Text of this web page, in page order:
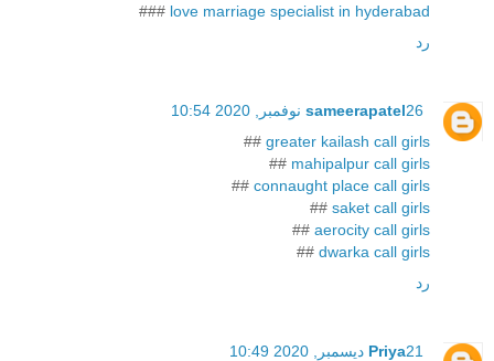
love marriage specialist in hyderabad
###
رد
sameerapatel26 نوفمبر, 2020 10:54
greater kailash call girls
##
mahipalpur call girls
##
connaught place call girls
##
saket call girls
##
aerocity call girls
##
dwarka call girls
##
رد
Priya21 ديسمبر, 2020 10:49